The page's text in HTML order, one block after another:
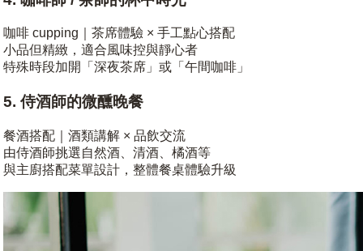
咖啡 cupping｜茶席體驗 × 手工點心搭配
小品但精緻，適合風味控與靜心者
特殊時段加開「深夜茶席」或「午間咖啡」
5. 侍酒師的微醺晚餐
餐酒搭配｜酒類講解 × 品飲交流
由侍酒師挑選自然酒、清酒、橘酒等
與主廚搭配菜單設計，整體餐桌體驗升級